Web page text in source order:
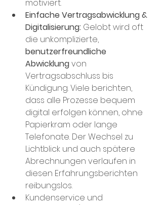
motiviert​.
Einfache Vertragsabwicklung &
Digitalisierung: Gelobt wird oft
die unkomplizierte,
benutzerfreundliche
Abwicklung von
Vertragsabschluss bis
Kündigung. Viele berichten,
dass alle Prozesse bequem
digital erfolgen können, ohne
Papierkram oder lange
Telefonate​. Der Wechsel zu
Lichtblick und auch spätere
Abrechnungen verlaufen in
diesen Erfahrungsberichten
reibungslos.
Kundenservice und